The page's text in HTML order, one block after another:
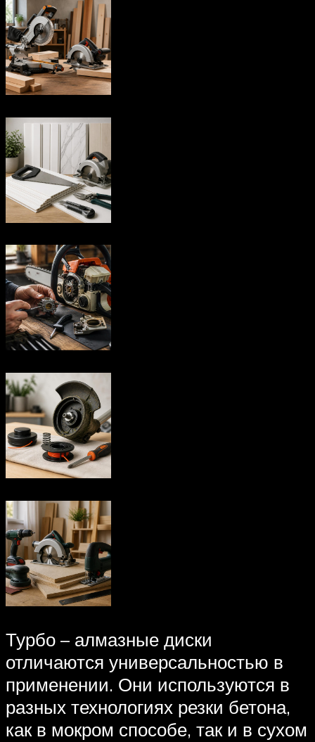
Турбо – алмазные диски
отличаются универсальностью в
применении. Они используются в
разных технологиях резки бетона,
как в мокром способе, так и в сухом